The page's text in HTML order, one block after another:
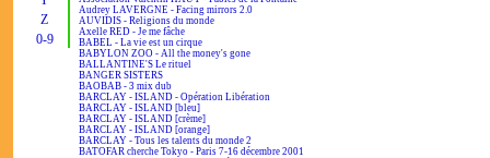
Z
0-9
Audrey LAVERGNE - Facing mirrors 2.0
AUVIDIS - Religions du monde
Axelle RED - Je me fâche
BABEL - La vie est un cirque
BABYLON ZOO - All the money's gone
BALLANTINE'S Le rituel
BANGER SISTERS
BAOBAB - 3 mix dub
BARCLAY - ISLAND - Opération Libération
BARCLAY - ISLAND [bleu]
BARCLAY - ISLAND [crème]
BARCLAY - ISLAND [orange]
BARCLAY - Tous les talents du monde 2
BATOFAR cherche Tokyo - Paris 7-16 décembre 2001